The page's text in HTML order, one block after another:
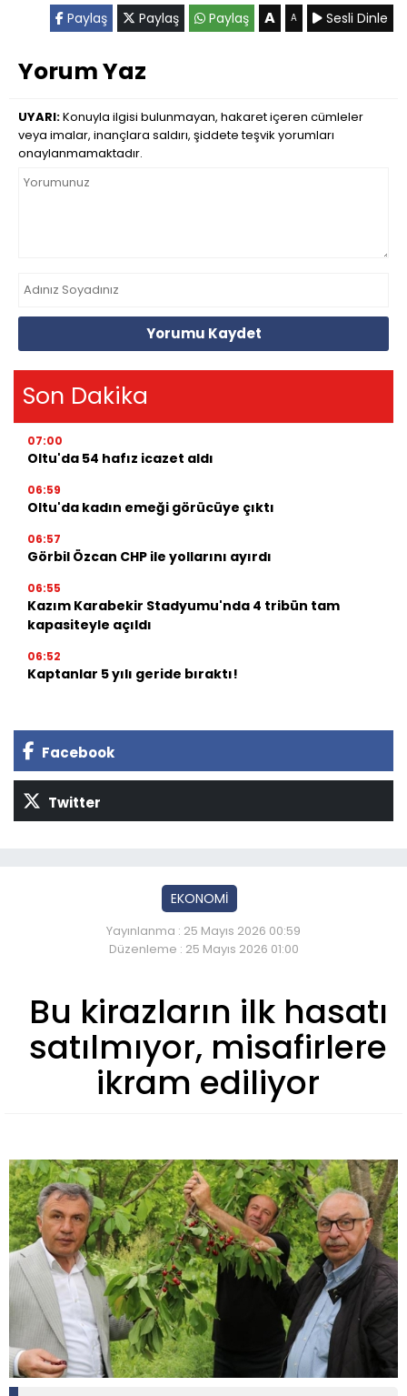
Paylaş Paylaş Paylaş A A Sesli Dinle
Yorum Yaz
UYARI:Konuyla ilgisi bulunmayan, hakaret içeren cümleler
veya imalar, inançlara saldırı, şiddete teşvik yorumları
onaylanmamaktadır.
Yorumu Kaydet
Son Dakika
07:00
Oltu'da 54 hafız icazet aldı
06:59
Oltu'da kadın emeği görücüye çıktı
06:57
Görbil Özcan CHP ile yollarını ayırdı
06:55
Kazım Karabekir Stadyumu'nda 4 tribün tam
kapasiteyle açıldı
06:52
Kaptanlar 5 yılı geride bıraktı!
Facebook
Twitter
EKONOMİ
Yayınlanma : 25 Mayıs 2026 00:59
Düzenleme : 25 Mayıs 2026 01:00
Bu kirazların ilk hasatı
satılmıyor, misafirlere
ikram ediliyor